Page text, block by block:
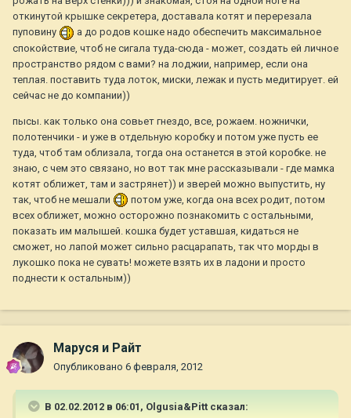
откинутой крышке секретера, доставала котят и перерезала
пуповину
а до родов кошке надо обеспечить максимальное
спокойствие, чтоб не сигала туда-сюда - может, создать ей личное
пространство рядом с вами? на лоджии, например, если она
теплая. поставить туда лоток, миски, лежак и пусть медитирует. ей
сейчас не до компании))
пысы. как только она совьет гнездо, все, рожаем. ножнички,
полотенчики - и уже в отдельную коробку и потом уже пусть ее
туда, чтоб там облизала, тогда она останется в этой коробке. не
знаю, с чем это связано, но вот так мне рассказывали - где мамка
котят оближет, там и застрянет)) и зверей можно выпустить, ну
так, чтоб не мешали
потом уже, когда она всех родит, потом
всех оближет, можно осторожно познакомить с остальными,
показать им малышей. кошка будет уставшая, кидаться не
сможет, но лапой может сильно расцарапать, так что морды в
лукошко пока не сувать! можете взять их в ладони и просто
поднести к остальным))
Маруся и Райт
Опубликовано 6 февраля, 2012
В 02.02.2012 в 06:01, Olgusia&Pitt сказал: